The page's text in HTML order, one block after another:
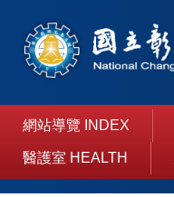
網站導覽 INDEX
醫護室 HEALTH